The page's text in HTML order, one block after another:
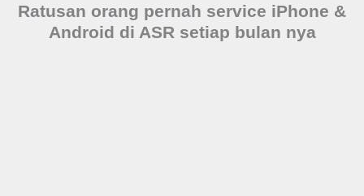
Ratusan orang pernah service iPhone &
Android di ASR setiap bulan nya